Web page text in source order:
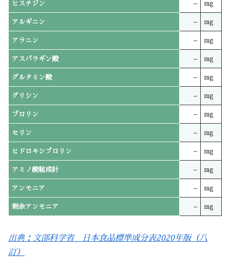
ヒスチジン – mg
アルギニン – mg
アラニン – mg
アスパラギン酸 – mg
グルタミン酸 – mg
グリシン – mg
プロリン – mg
セリン – mg
ヒドロキシプロリン – mg
アミノ酸組成計 – mg
アンモニア – mg
剰余アンモニア – mg
出典：文部科学省 日本食品標準成分表2020年版（八
訂）